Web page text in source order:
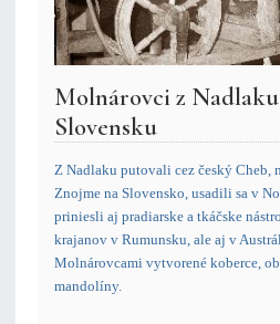
Molnárovci z
Slovensku
Z Nadlaku putovali cez český Cheb,
Znojme na Slovensko, usadili sa v
priniesli aj pradiarske a tkáčske
krajanov v Rumunsku, ale aj v
Molnárovcami vytvorené koberce,
mandolíny.